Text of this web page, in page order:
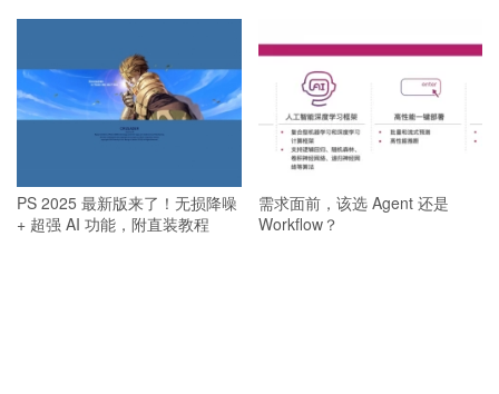
PS 2025 最新版来了！无损降噪
+ 超强 AI 功能，附直装教程
需求面前，该选 Agent 还是
Workflow？